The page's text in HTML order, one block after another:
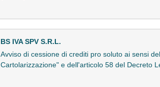
BS IVA SPV S.R.L.
Avviso di cessione di crediti pro soluto ai sensi
Cartolarizzazione" e dell'articolo 58 del Decreto